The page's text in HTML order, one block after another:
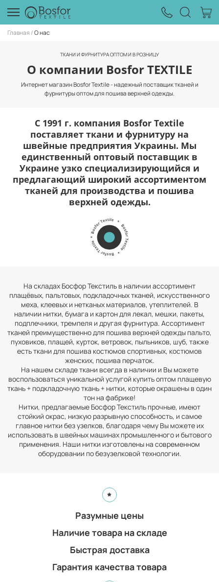
Главная О нас
ТКАНИ И ФУРНИТУРА ОПТОМ И В РОЗНИЦУ
О компании Bosfor TEXTILE
Интернет магазин Bosfor Textile - надежный поставщик тканей и
фурнитуры оптом для пошива верхней одежды.
С 1991 г. компания Bosfor Textile
поставляет ткани и фурнитуру на
швейные предприятия Украины. Мы
единственный оптовый поставщик в
Украине узко специализирующийся и
предлагающий широкий ассортиментом
тканей для производства и пошива
верхней одежды.
На складах Босфор Текстиль в наличии ассортимент
плащёвых, пальтовых, подкладочных тканей, искусственного
меха, клеевых и нетканых материалов, утеплителей. В
наличии нитки, бумага и картон для лекал, мешки, пакеты,
подплечники, тремпеля и другая фурнитура. Ассортимент
тканей преимущественно для пошива верхней одежды пальто,
пуховиков, плащей, курток, ветровок, пыльников, шуб, также
есть ткани для пошива костюмов спортивных, костюмов
женских, пошива перчаток.
На нашем складе ткани всегда в наличии и Вы можете
воспользоваться уникальной услугой купить оптом плащевую
ткань + подкладочную ткань + нитки, которые окрашены в один
тон на фабрике!
Нитки, предлагаемые Босфор Текстиль прочные, имеют
стойкий окрас, низкую разрывную способность, и самое
главное нитки без узелков, благодаря чему Вы можете их
использовать в швейных машинах промышленного и бытового
применения. Наши нитки изготовлены на современном
оборудовании по безузелковой технологии.
Разумные цены
*
Наличие товара на складе
Быстрая доставка
Гарантия качества товара